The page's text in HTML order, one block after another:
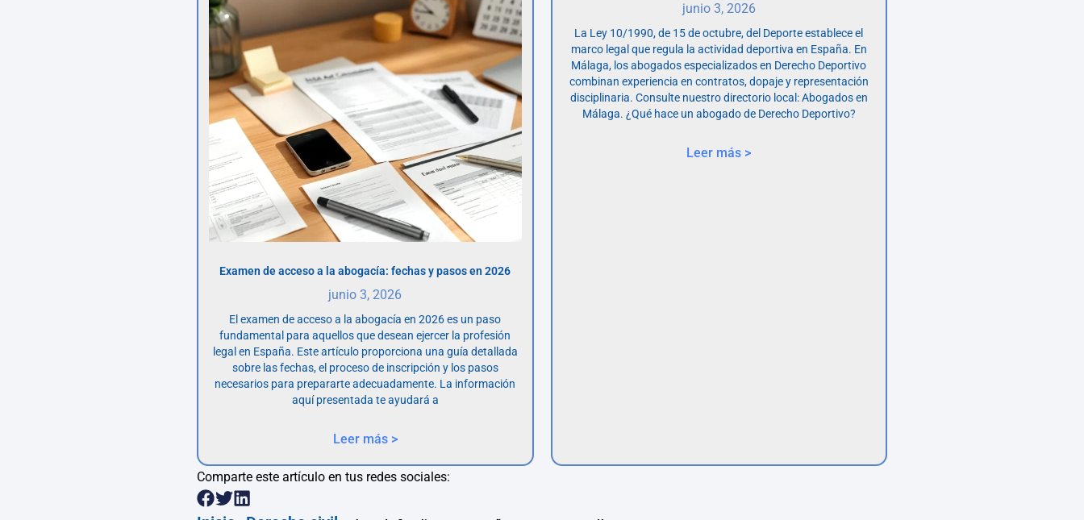
Examen de acceso a la abogacía: fechas y pasos en 2026
junio 3, 2026
El examen de acceso a la abogacía en 2026 es un paso
fundamental para aquellos que desean ejercer la profesión
legal en España. Este artículo proporciona una guía detallada
sobre las fechas, el proceso de inscripción y los pasos
necesarios para prepararte adecuadamente. La información
aquí presentada te ayudará a
Leer más >
junio 3, 2026
La Ley 10/1990, de 15 de octubre, del Deporte establece el
marco legal que regula la actividad deportiva en España. En
Málaga, los abogados especializados en Derecho Deportivo
combinan experiencia en contratos, dopaje y representación
disciplinaria. Consulte nuestro directorio local: Abogados en
Málaga. ¿Qué hace un abogado de Derecho Deportivo?
Leer más >
Comparte este artículo en tus redes sociales: